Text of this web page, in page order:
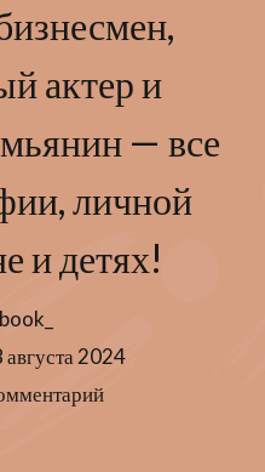
актер и
— все
личной
и детях!
августа 2024
к